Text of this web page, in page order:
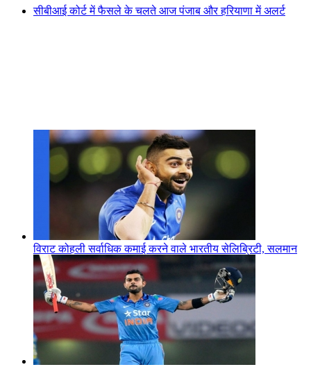
सीबीआई कोर्ट में फैसले के चलते आज पंजाब और हरियाणा में अलर्ट
विराट कोहली सर्वाधिक कमाई करने वाले भारतीय सेलिब्रिटी, सलमान
अक्षय शाहरुख सब पीछे